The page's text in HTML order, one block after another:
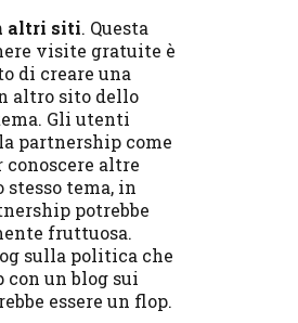
altri siti. Questa
visite gratuite è
di creare una
altro sito dello
Gli utenti
partnership come
conoscere altre
tema, in
potrebbe
fruttuosa.
sulla politica che
un blog sui
essere un flop.